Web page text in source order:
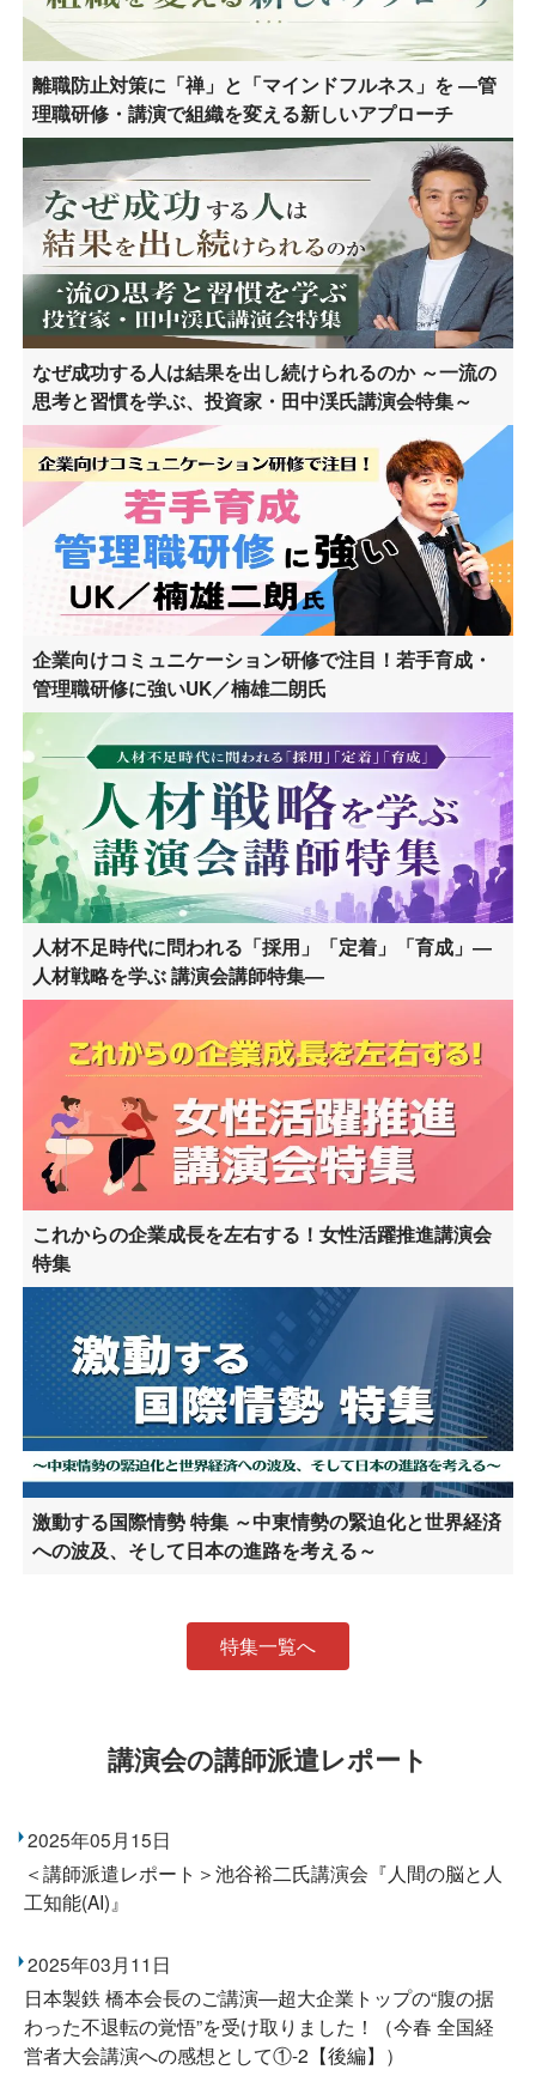
離職防止対策に「禅」と「マインドフルネス」を ―管
理職研修・講演で組織を変える新しいアプローチ
なぜ成功する人は結果を出し続けられるのか ～一流の
思考と習慣を学ぶ、投資家・田中渓氏講演会特集～
企業向けコミュニケーション研修で注目！若手育成・
管理職研修に強いUK／楠雄二朗氏
人材不足時代に問われる「採用」「定着」「育成」―
人材戦略を学ぶ 講演会講師特集―
これからの企業成長を左右する！女性活躍推進講演会
特集
激動する国際情勢 特集 ～中東情勢の緊迫化と世界経済
への波及、そして日本の進路を考える～
特集一覧へ
講演会の講師派遣レポート
2025年05月15日
＜講師派遣レポート＞池谷裕二氏講演会『人間の脳と人
工知能(AI)』
2025年03月11日
日本製鉄 橋本会長のご講演―超大企業トップの“腹の据
わった不退転の覚悟”を受け取りました！（今春 全国経
営者大会講演への感想として①-2【後編】）